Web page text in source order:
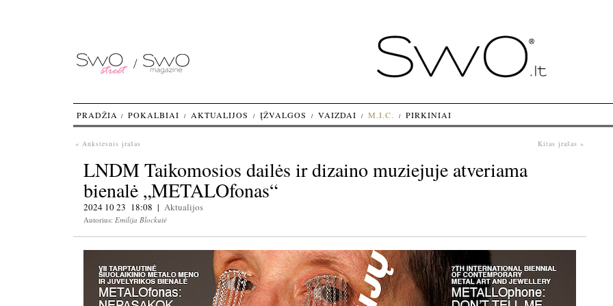
« Ankstesnis įrašas Kitas įrašas »
LNDM Taikomosios dailės ir dizaino muziejuje atveriama
bienalė „METALOfonas“
2024 10 23 18:08 | Aktualijos
Autorius: Emilija Blockutė
PRADŽIA POKALBIAI AKTUALIJOS ĮŽVALGOS VAIZDAI M.I.C. PIRKINIAI